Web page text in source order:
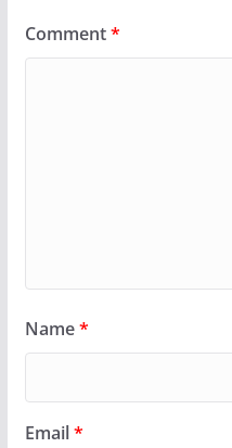
Comment*
Name*
Email*